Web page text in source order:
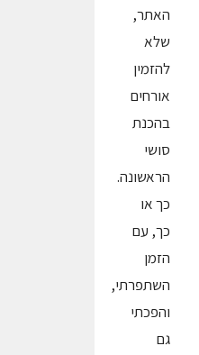
האתר,
שלא
להזמין
אורחים
בהכנת
סושי
הראשונה.
כך או
כך, עם
הזמן
השתפרתי,
והפכתי
גם